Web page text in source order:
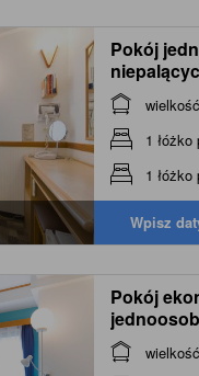
Pokój
Non-
1
1
Wpisz
Pokój
(Economy